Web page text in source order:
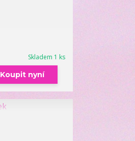
Skladem 1 ks
Koupit nyní